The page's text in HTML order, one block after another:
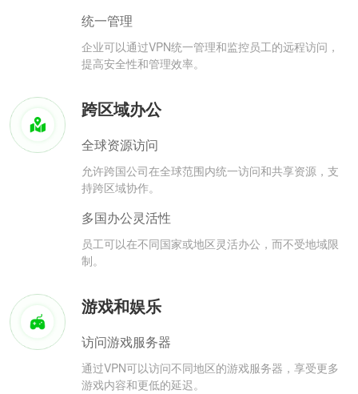
统一管理
企业可以通过VPN统一管理和监控员工的远程访问，
提高安全性和管理效率。
跨区域办公
全球资源访问
允许跨国公司在全球范围内统一访问和共享资源，支
持跨区域协作。
多国办公灵活性
员工可以在不同国家或地区灵活办公，而不受地域限
制。
游戏和娱乐
访问游戏服务器
通过VPN可以访问不同地区的游戏服务器，享受更多
游戏内容和更低的延迟。